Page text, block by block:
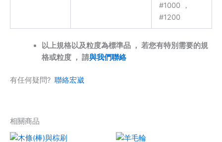
#1000 ，
#1200
以上規格以及粒度為標準品 ， 若您有特別需要的規
格或粒度 ， 請與我們聯絡
有任何疑問? 聯絡宏崴
相關商品